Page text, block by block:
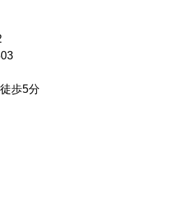
5分